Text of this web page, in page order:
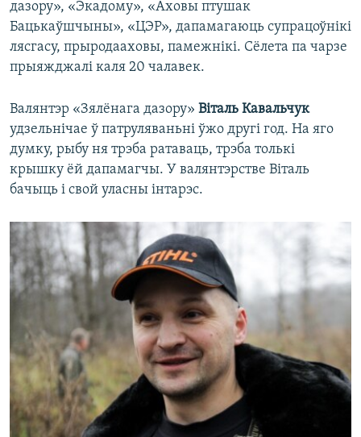
дазору», «Экадому», «Аховы птушак
Бацькаўшчыны», «ЦЭР», дапамагаюць супрацоўнікі
лясгасу, прыродааховы, памежнікі. Сёлета па чарзе
прыяжджалі каля 20 чалавек.
Валянтэр «Зялёнага дазору» Віталь Кавальчук
удзельнічае ў патруляваньні ўжо другі год. На яго
думку, рыбу ня трэба ратаваць, трэба толькі
крышку ёй дапамагчы. У валянтэрстве Віталь
бачыць і свой уласны інтарэс.